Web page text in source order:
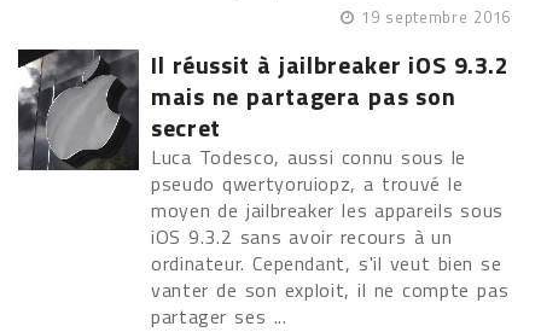
19 septembre 2016
Il réussit à jailbreaker iOS 9.3.2
mais ne partagera pas son
secret
Luca Todesco, aussi connu sous le
pseudo qwertyoruiopz, a trouvé le
moyen de jailbreaker les appareils sous
iOS 9.3.2 sans avoir recours à un
ordinateur. Cependant, s'il veut bien se
vanter de son exploit, il ne compte pas
partager ses ...